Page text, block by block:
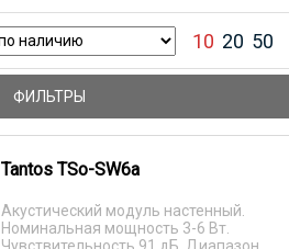
10 20 50
ФИЛЬТРЫ
Tantos TSo-SW6a
Акустический модуль настенный.
Номинальная мощность 3-6 Вт.